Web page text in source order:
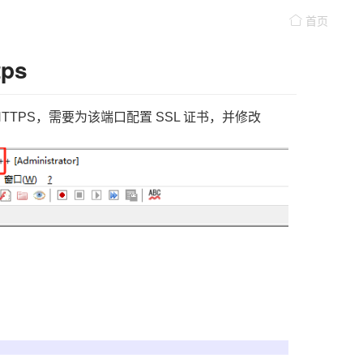
首页
，需要为该端口配置 SSL 证书，并修改